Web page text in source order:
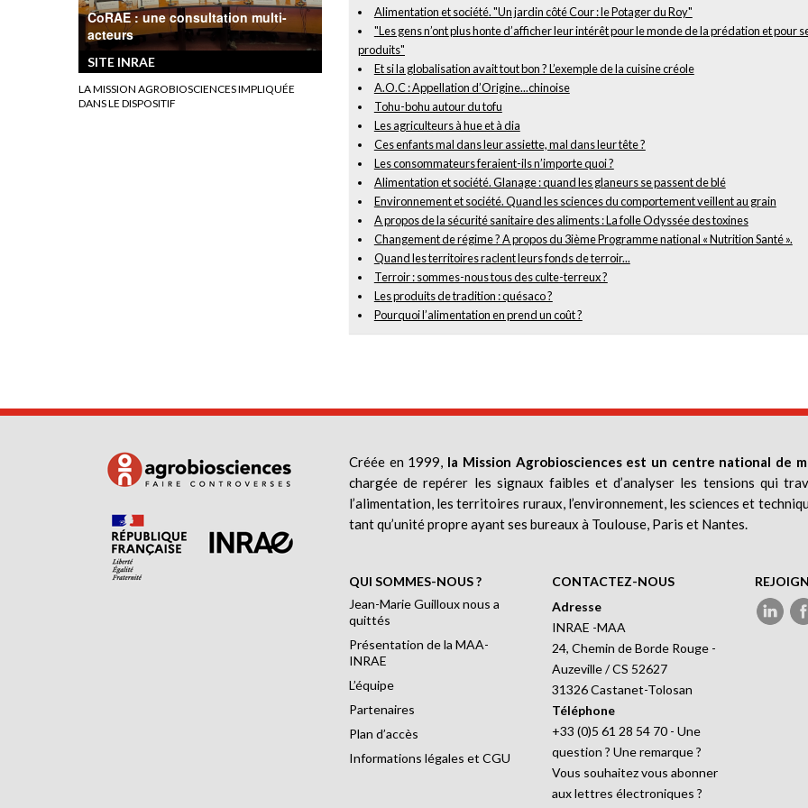
Alimentation et société. "Un jardin côté Cour : le Potager du Roy"
"Les gens n’ont plus honte d’afficher leur intérêt pour le monde de la prédation et pour
produits"
Et si la globalisation avait tout bon ? L’exemple de la cuisine créole
A.O.C : Appellation d’Origine...chinoise
Tohu-bohu autour du tofu
Les agriculteurs à hue et à dia
Ces enfants mal dans leur assiette, mal dans leur tête ?
Les consommateurs feraient-ils n’importe quoi ?
Alimentation et société. Glanage : quand les glaneurs se passent de blé
Environnement et société. Quand les sciences du comportement veillent au grain
A propos de la sécurité sanitaire des aliments : La folle Odyssée des toxines
Changement de régime ? A propos du 3ième Programme national « Nutrition Santé ».
Quand les territoires raclent leurs fonds de terroir...
Terroir : sommes-nous tous des culte-terreux ?
Les produits de tradition : quésaco ?
Pourquoi l’alimentation en prend un coût ?
CoRAE : une consultation multi-
acteurs
SITE INRAE
LA MISSION AGROBIOSCIENCES IMPLIQUÉE
DANS LE DISPOSITIF
Créée en 1999, la Mission Agrobiosciences est un centre national de
chargée de repérer les signaux faibles et d’analyser les tensions qui
l’alimentation, les territoires ruraux, l’environnement, les sciences et
tant qu’unité propre ayant ses bureaux à Toulouse, Paris et Nantes.
QUI SOMMES-NOUS ?
Jean-Marie Guilloux nous a
quittés
Présentation de la MAA-
INRAE
L’équipe
Partenaires
Plan d’accès
Informations légales et CGU
CONTACTEZ-NOUS
Adresse
INRAE -MAA
24, Chemin de Borde Rouge -
Auzeville / CS 52627
31326 Castanet-Tolosan
Téléphone
+33 (0)5 61 28 54 70 - Une
question ? Une remarque ?
Vous souhaitez vous abonner
aux lettres électroniques ?